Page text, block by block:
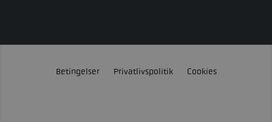
Betingelser Privatlivspolitik Cookies